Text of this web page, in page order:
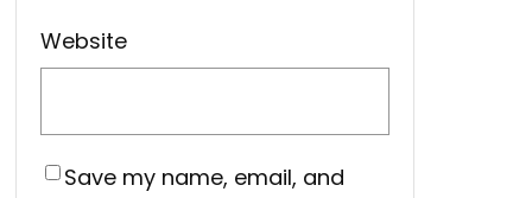
Website
Save my name, email, and